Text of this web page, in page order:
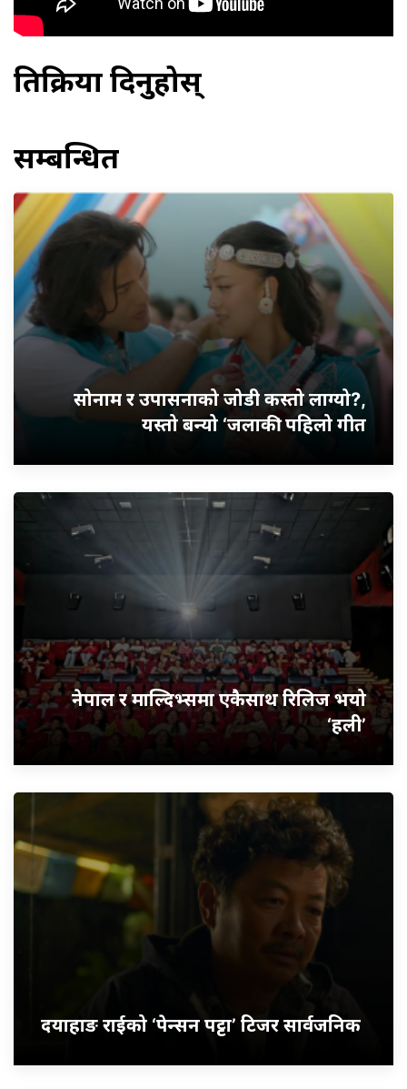
प्रतिक्रिया दिनुहोस्
सम्बन्धित
सोनाम र उपासनाको जोडी कस्तो लाग्यो?,
यस्तो बन्यो ‘जलाकी’ पहिलो गीत
नेपाल र माल्दिभ्समा एकैसाथ रिलिज भयो
‘हली’
दयाहाङ राईको ‘पेन्सन पट्टा’ टिजर सार्वजनिक